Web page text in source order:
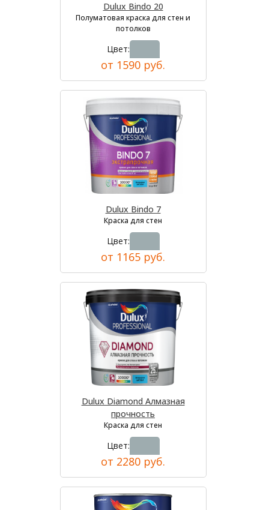
Dulux Bindo 20
Полуматовая краска для стен и
потолков
Цвет:
от 1590 руб.
Dulux Bindo 7
Краска для стен
Цвет:
от 1165 руб.
Dulux Diamond Алмазная
прочность
Краска для стен
Цвет:
от 2280 руб.